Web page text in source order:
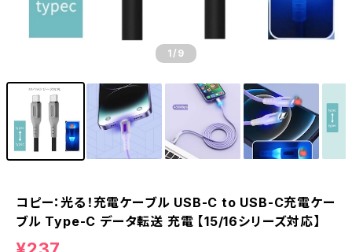
1 /9
コピー：光る！充電ケーブル USB-C to USB-C充電ケー
ブル Type-C データ転送 充電 【15/16シリーズ対応】